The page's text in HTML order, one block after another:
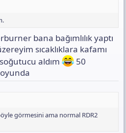
bana bağımlılık yaptı
sıcaklıklara kafamı
aldım
50
görmesini ama normal RDR2